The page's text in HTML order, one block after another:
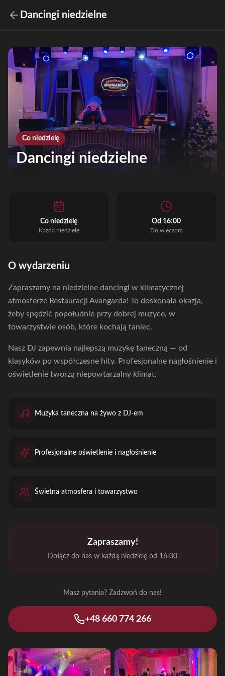
Dancingi niedzielne
Co niedzielę
Dancingi niedzielne
Co niedzielę
Każdą niedzielę
Od 16:00
Do wieczora
O wydarzeniu
Zapraszamy na niedzielne dancingi w klimatycznej
atmosferze Restauracji Avangarda! To doskonała okazja,
żeby spędzić popołudnie przy dobrej muzyce, w
towarzystwie osób, które kochają taniec.
Nasz DJ zapewnia najlepszą muzykę taneczną — od
klasyków po współczesne hity. Profesjonalne nagłośnienie i
oświetlenie tworzą niepowtarzalny klimat.
Muzyka taneczna na żywo z DJ-em
Profesjonalne oświetlenie i nagłośnienie
Świetna atmosfera i towarzystwo
Zapraszamy!
Dołącz do nas w każdą niedzielę od 16:00
Masz pytania? Zadzwoń do nas!
+48 660 774 266